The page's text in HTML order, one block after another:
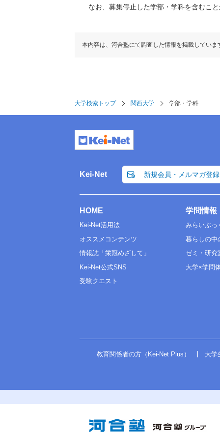
なお、募集停止した学部・学科を含むこ
本内容は、河合塾にて調査した情報を掲載してい
大学検索トップ 関西大学 学部・学科
Kei-Net 新規会員・メルマガ登録
HOME
Kei-Net活用法
オススメコンテンツ
情報誌「栄冠めざして」
Kei-Net公式SNS
受験クエスト
学問情報
みらいぶっ
暮らしの中
ゼミ・研究
大学×学問
教育関係者の方（Kei-Net Plus） 大学